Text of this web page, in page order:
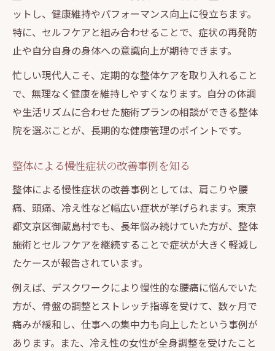
ットし、健康維持やパフォーマンス向上に役立ちます。
特に、セルフケアと組み合わせることで、症状の再発防
止や自分自身の身体への意識向上が期待できます。
忙しい現代人こそ、定期的な整体ケアを取り入れること
で、無理なく健康を維持しやすくなります。自分の体調
や生活リズムに合わせた施術プランの相談ができる整体
院を選ぶことが、長期的な健康管理のポイントです。
整体による慢性症状の改善事例を知る
整体による慢性症状の改善事例としては、肩こりや腰
痛、頭痛、冷え性など幅広い症状が挙げられます。東京
都文京区御蔵島村でも、長年悩み続けていた方が、整体
施術とセルフケアを継続することで症状が大きく軽減し
たケースが報告されています。
例えば、デスクワークにより慢性的な腰痛に悩んでいた
方が、骨盤の調整とストレッチ指導を受けて、数ヶ月で
痛みが緩和し、仕事への集中力も向上したという事例が
あります。また、冷え性の女性が全身調整を受けたこと